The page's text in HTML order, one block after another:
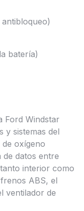
batería)
Ford Windstar
y sistemas del
oxígeno
datos entre
interior como
ABS, el
ventilador de